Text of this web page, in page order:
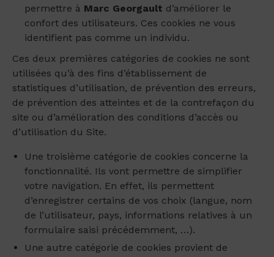
permettre à Marc Georgault d’améliorer le
confort des utilisateurs. Ces cookies ne vous
identifient pas comme un individu.
Ces deux premières catégories de cookies ne sont
utilisées qu’à des fins d’établissement de
statistiques d’utilisation, de prévention des erreurs,
de prévention des atteintes et de la contrefaçon du
site ou d’amélioration des conditions d’accès ou
d’utilisation du Site.
Une troisième catégorie de cookies concerne la
fonctionnalité. Ils vont permettre de simplifier
votre navigation. En effet, ils permettent
d’enregistrer certains de vos choix (langue, nom
de l’utilisateur, pays, informations relatives à un
formulaire saisi précédemment, …).
Une autre catégorie de cookies provient de